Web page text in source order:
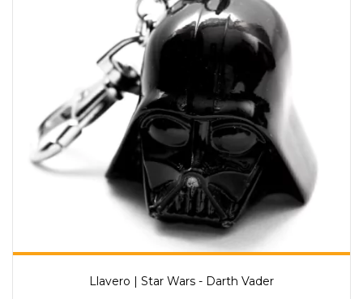
Llavero | Star Wars - Darth Vader